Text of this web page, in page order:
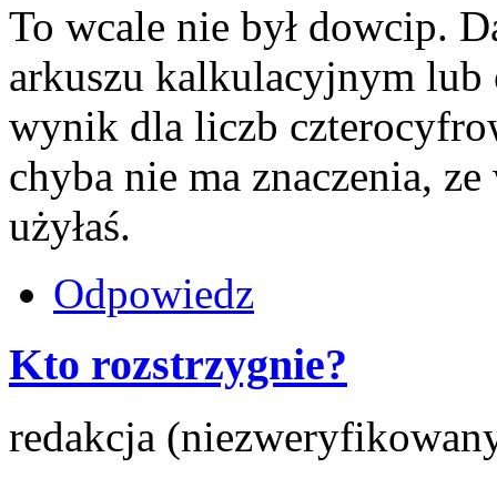
To wcale nie był dowcip.
arkuszu kalkulacyjnym
wynik dla liczb
chyba nie ma znaczenia,
użyłaś.
Odpowiedz
Kto rozstrzygnie?
redakcja